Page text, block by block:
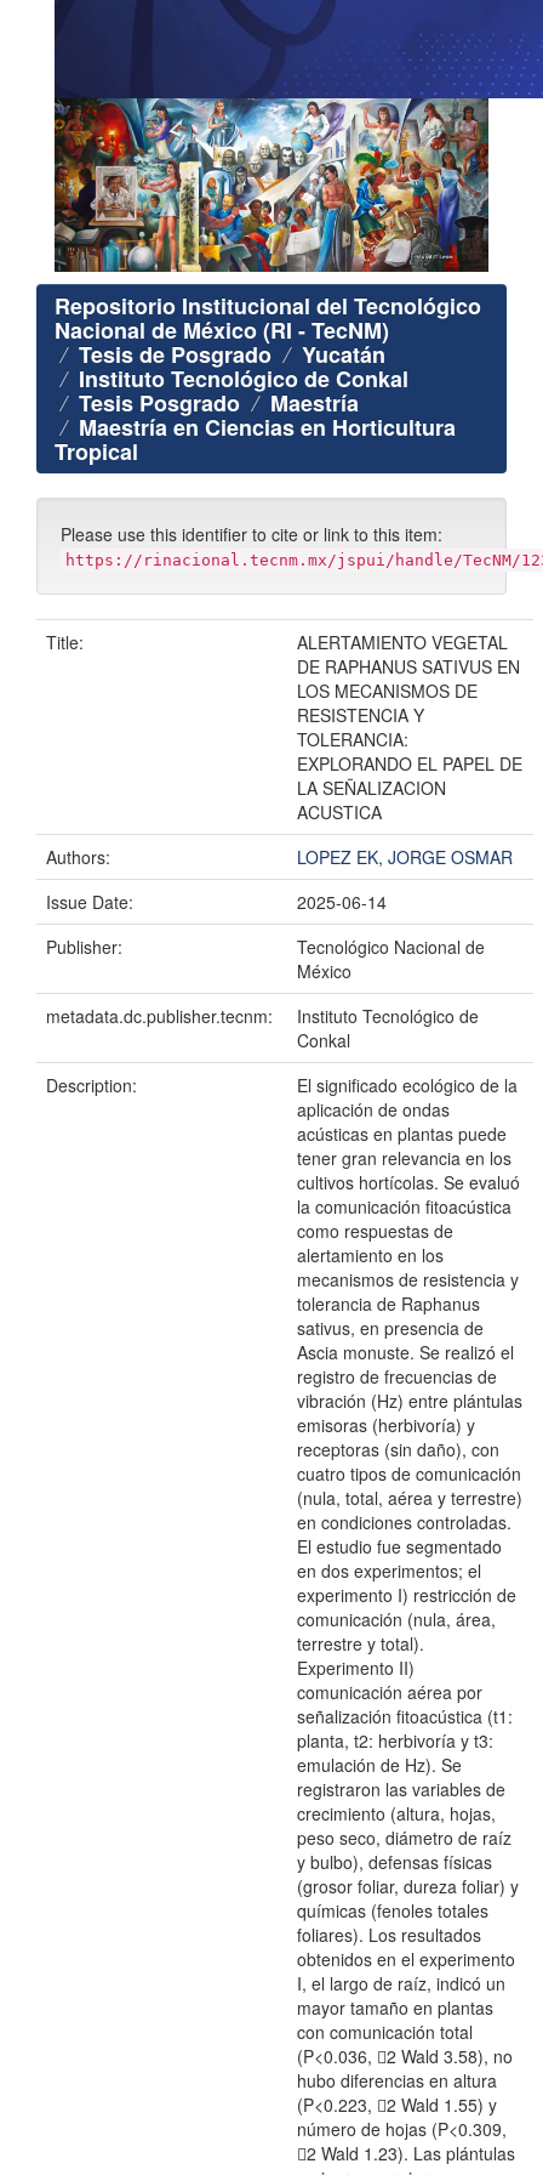
Repositorio Institucional del Tecnológico
Nacional de México (RI - TecNM)
Tesis de Posgrado Yucatán
Instituto Tecnológico de Conkal
Tesis Posgrado Maestría
Maestría en Ciencias en Horticultura
Tropical
Please use this identifier to cite or link to this item:
https://rinacional.tecnm.mx/jspui/handle/TecNM/
Title:
ALERTAMIENTO VEGETAL
DE RAPHANUS SATIVUS EN
LOS MECANISMOS DE
RESISTENCIA Y
TOLERANCIA:
EXPLORANDO EL PAPEL DE
LA SEÑALIZACION
ACUSTICA
Authors:
LOPEZ EK, JORGE OSMAR
Issue Date:
2025-06-14
Publisher:
Tecnológico Nacional de
México
metadata.dc.publisher.tecnm:
Instituto Tecnológico de
Conkal
Description:
El significado ecológico de la
aplicación de ondas
acústicas en plantas puede
tener gran relevancia en los
cultivos hortícolas. Se evaluó
la comunicación fitoacústica
como respuestas de
alertamiento en los
mecanismos de resistencia y
tolerancia de Raphanus
sativus, en presencia de
Ascia monuste. Se realizó el
registro de frecuencias de
vibración (Hz) entre plántulas
emisoras (herbivoría) y
receptoras (sin daño), con
cuatro tipos de comunicación
(nula, total, aérea y terrestre)
en condiciones controladas.
El estudio fue segmentado
en dos experimentos; el
experimento I) restricción de
comunicación (nula, área,
terrestre y total).
Experimento II)
comunicación aérea por
señalización fitoacústica (t1:
planta, t2: herbivoría y t3:
emulación de Hz). Se
registraron las variables de
crecimiento (altura, hojas,
peso seco, diámetro de raíz
y bulbo), defensas físicas
(grosor foliar, dureza foliar) y
químicas (fenoles totales
foliares). Los resultados
obtenidos en el experimento
I, el largo de raíz, indicó un
mayor tamaño en plantas
con comunicación total
(P<0.036, 2 Wald 3.58), no
hubo diferencias en altura
(P<0.223, 2 Wald 1.55) y
número de hojas (P<0.309,
2 Wald 1.23). Las plántulas